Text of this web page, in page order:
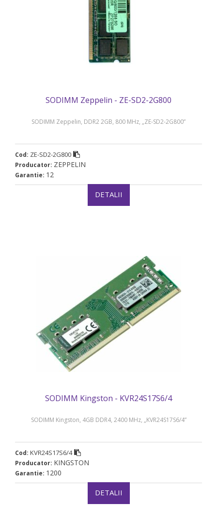
SODIMM Zeppelin - ZE-SD2-2G800
SODIMM Zeppelin, DDR2 2GB, 800 MHz, „ZE-SD2-2G800”
Cod: ZE-SD2-2G800
Producator: ZEPPELIN
Garantie: 12
DETALII
SODIMM Kingston - KVR24S17S6/4
SODIMM Kingston, 4GB DDR4, 2400 MHz, „KVR24S17S6/4”
Cod: KVR24S17S6/4
Producator: KINGSTON
Garantie: 1200
DETALII